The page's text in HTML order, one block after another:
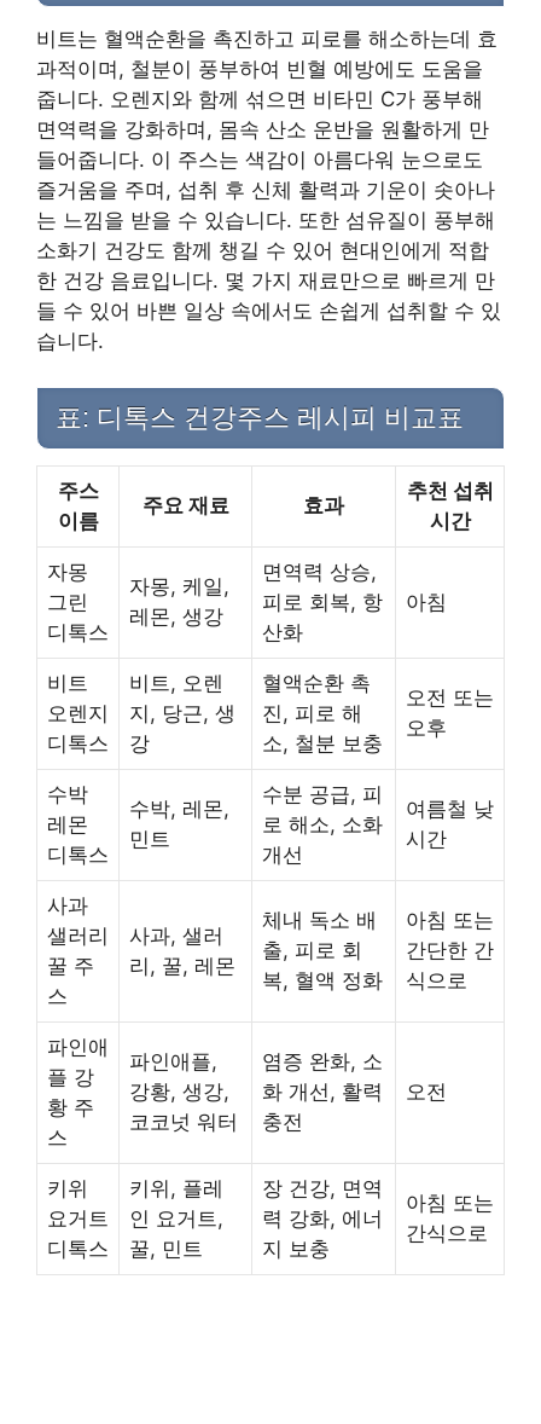
비트는 혈액순환을 촉진하고 피로를 해소하는데 효
과적이며, 철분이 풍부하여 빈혈 예방에도 도움을
줍니다. 오렌지와 함께 섞으면 비타민 C가 풍부해
면역력을 강화하며, 몸속 산소 운반을 원활하게 만
들어줍니다. 이 주스는 색감이 아름다워 눈으로도
즐거움을 주며, 섭취 후 신체 활력과 기운이 솟아나
는 느낌을 받을 수 있습니다. 또한 섬유질이 풍부해
소화기 건강도 함께 챙길 수 있어 현대인에게 적합
한 건강 음료입니다. 몇 가지 재료만으로 빠르게 만
들 수 있어 바쁜 일상 속에서도 손쉽게 섭취할 수 있
습니다.
표: 디톡스 건강주스 레시피 비교표
주스
이름
주요 재료 효과
추천 섭취
시간
자몽
그린
디톡스
자몽, 케일,
레몬, 생강
면역력 상승,
피로 회복, 항
산화
아침
비트
오렌지
디톡스
비트, 오렌
지, 당근, 생
강
혈액순환 촉
진, 피로 해
소, 철분 보충
오전 또는
오후
수박
레몬
디톡스
수박, 레몬,
민트
수분 공급, 피
로 해소, 소화
개선
여름철 낮
시간
사과
샐러리
꿀 주
스
사과, 샐러
리, 꿀, 레몬
체내 독소 배
출, 피로 회
복, 혈액 정화
아침 또는
간단한 간
식으로
파인애
플 강
황 주
스
파인애플,
강황, 생강,
코코넛 워터
염증 완화, 소
화 개선, 활력
충전
오전
키위
요거트
디톡스
키위, 플레
인 요거트,
꿀, 민트
장 건강, 면역
력 강화, 에너
지 보충
아침 또는
간식으로